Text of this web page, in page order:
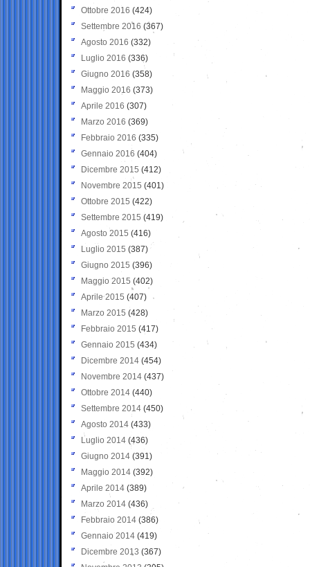
Ottobre 2016 (424)
Settembre 2016 (367)
Agosto 2016 (332)
Luglio 2016 (336)
Giugno 2016 (358)
Maggio 2016 (373)
Aprile 2016 (307)
Marzo 2016 (369)
Febbraio 2016 (335)
Gennaio 2016 (404)
Dicembre 2015 (412)
Novembre 2015 (401)
Ottobre 2015 (422)
Settembre 2015 (419)
Agosto 2015 (416)
Luglio 2015 (387)
Giugno 2015 (396)
Maggio 2015 (402)
Aprile 2015 (407)
Marzo 2015 (428)
Febbraio 2015 (417)
Gennaio 2015 (434)
Dicembre 2014 (454)
Novembre 2014 (437)
Ottobre 2014 (440)
Settembre 2014 (450)
Agosto 2014 (433)
Luglio 2014 (436)
Giugno 2014 (391)
Maggio 2014 (392)
Aprile 2014 (389)
Marzo 2014 (436)
Febbraio 2014 (386)
Gennaio 2014 (419)
Dicembre 2013 (367)